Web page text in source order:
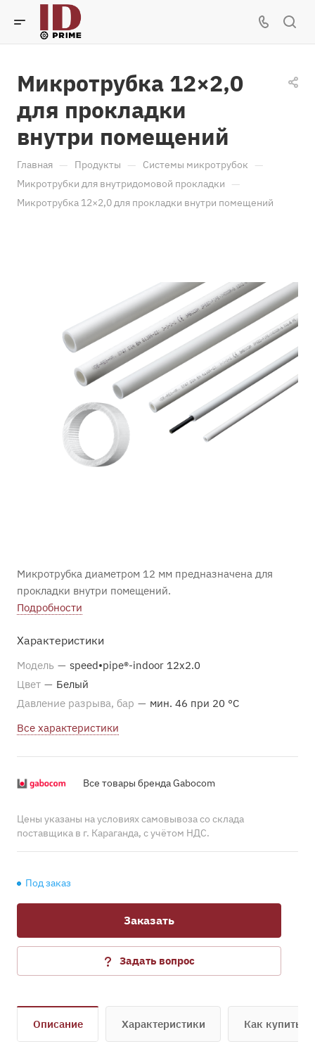
Микротрубка 12×2,0
для прокладки
внутри помещений
Главная — Продукты — Системы микротрубок —
Микротрубки для внутридомовой прокладки —
Микротрубка 12×2,0 для прокладки внутри помещений
Микротрубка диаметром 12 мм предназначена для
прокладки внутри помещений.
Подробности
Характеристики
Модель — speed•pipe®-indoor 12x2.0
Цвет — Белый
Давление разрыва, бар — мин. 46 при 20 °С
Все характеристики
Все товары бренда Gabocom
Цены указаны на условиях самовывоза со склада
поставщика в г. Караганда, с учётом НДС.
Под заказ
Заказать
Задать вопрос
Описание Характеристики Как купить